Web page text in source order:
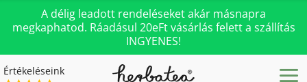
A délig leadott rendeléseket akár másnapra
megkaphatod. Ráadásul 20eFt vásárlás felett a szállítás
INGYENES!
Értékeléseink